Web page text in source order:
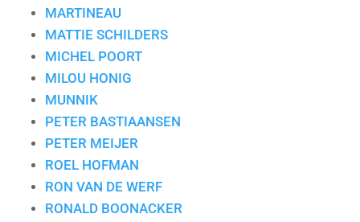
MARTINEAU
MATTIE SCHILDERS
MICHEL POORT
MILOU HONIG
MUNNIK
PETER BASTIAANSEN
PETER MEIJER
ROEL HOFMAN
RON VAN DE WERF
RONALD BOONACKER